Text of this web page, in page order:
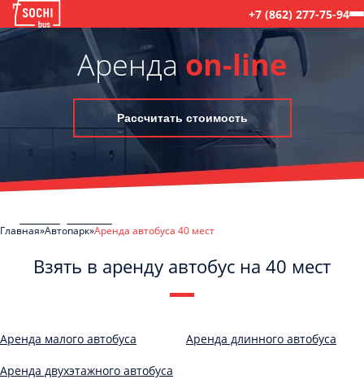
+7 (862) 277-75-94
Аренда on-line
Рассчитать стоимость
Главная Автопарк Аренда автобуса 40 мест
Взять в аренду автобус на 40 мест
Аренда малого автобуса Аренда длинного автобуса
Аренда двухэтажного автобуса
обработку моих Персональных данных